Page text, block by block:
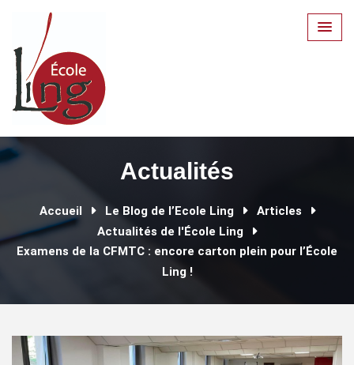
content
Actualités
Accueil Le Blog de l’Ecole Ling
Articles
Actualités de l'École Ling
Examens de la CFMTC : encore carton plein pour l’École
Ling !